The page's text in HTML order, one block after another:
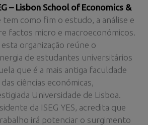
– Lisbon School of Economics &
tem como fim o estudo, a análise e
factos micro e macroeconómicos.
organização reúne o
de estudantes universitários
que é a mais antiga faculdade
ciências económicas,
Universidade de Lisboa.
da ISEG YES, acredita que
irá potenciar o surgimento